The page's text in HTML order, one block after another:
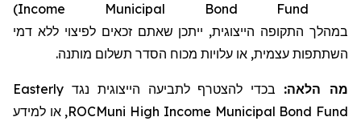
Income Municipal Bond Fund
)
במהלך התקופה הייצוגית, ייתכן שאתם זכאים לפיצוי ללא דמי
השתתפות עצמית, או עלויות מכוח הסדר תשלום מותנה.
מה הלאה: בכדי להצטרף לתביעה הייצוגית נגד Easterly
ROCMuni High Income Municipal Bond Fund, או למידע